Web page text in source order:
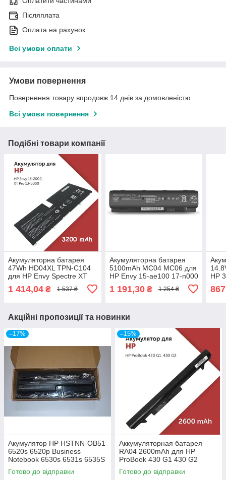
Післяплата
Оплата на рахунок
Всі умови оплати
Умови повернення
Повернення товару впродовж 14 днів за домовленістю
Всі умови повернення
Подібні товари компанії
Акумуляторна батарея
47Wh HD04XL TPN-C104
для HP Envy Spectre XT
Pro 13-b000 HSTNN-IB3V
685866-1B1
1 414,04 ₴ 1 537 ₴
Акумуляторна батарея
5100mAh MC04 MC06 для
HP Envy 15-ae100 17-n000
PB6R TPN-C123 N2L86AA
1 191,30₴ 1 254 ₴
HP
Акційні пропозиції та новинки
–17%
Акумулятор HP HSTNN-OB51
6520s 6520p Business
Notebook 6530s 6531s 6535S
Compaq 510 515 516
Готово до відправки
–15%
Аккумуляторная батарея
RA04 2600mAh для HP
ProBook 430 G1 430 G2
H6L28ET HSTNN-IB5X
HSTNN-IB4L
Готово до відправки